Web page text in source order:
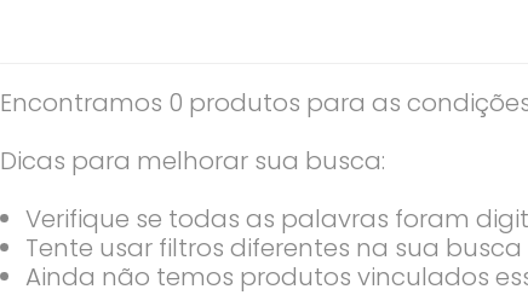
Encontramos 0 produtos para as
Dicas para melhorar sua busca:
Verifique se todas as palavras foram
Tente usar filtros diferentes na sua busca
Ainda não temos produtos vinculados